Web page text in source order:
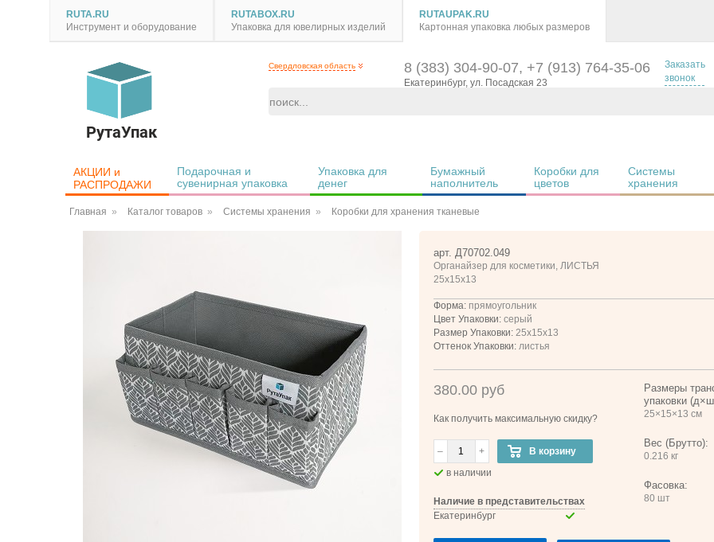
RUTA.RU
Инструмент и оборудование
RUTABOX.RU
Упаковка для ювелирных изделий
RUTAUPAK.RU
Картонная упаковка любых размеров
РутаУпак
Свердловская область 8 (383) 304-90-07, +7 (913) 764-35-06
Екатеринбург, ул. Посадская 23
Заказать
звонок
АКЦИИ и
РАСПРОДАЖИ
Подарочная и
сувенирная упаковка
Упаковка для
денег
Бумажный
наполнитель
Коробки для
цветов
Системы
хранения
Главная Каталог товаров Системы хранения Коробки для хранения тканевые
арт. Д70702.049
Органайзер для косметики, ЛИСТЬЯ
25x15x13
Форма:прямоугольник
Цвет Упаковки:серый
Размер Упаковки:25x15x13
Оттенок Упаковки:листья
380.00 руб
Как получить максимальную скидку?
– +
В корзину
в наличии
Наличие в представительствах
Екатеринбург
Размеры
упаковки
25×15×13 см
Вес (Брутто):
0.216 кг
Фасовка:
80 шт